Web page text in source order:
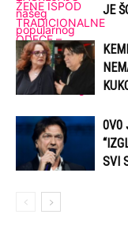
JE
0V0
SVI